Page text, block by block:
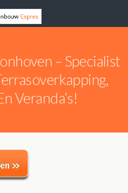
– Specialist
Veranda’s!